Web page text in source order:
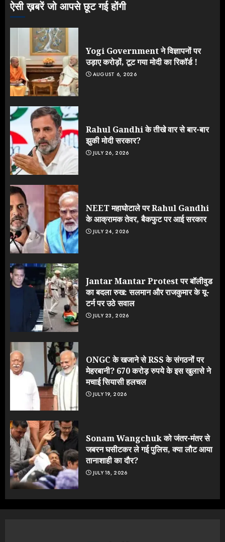
ऐसी ख़बरें जो आपसे छूट गई होंगी
Yogi Government ने विज्ञापनों पर
उड़ाए करोड़ों, टूट गया मोदी का रिकॉर्ड !
AUGUST 6, 2026
Rahul Gandhi के तीखे वार से बार-बार
झुकी मोदी सरकार?
JULY 26, 2026
NEET महाघोटाले पर Rahul Gandhi
के आक्रामक तेवर, बैकफुट पर आई सरकार
JULY 24, 2026
Jantar Mantar Protest पर बॉलीवुड
का बदला रुख: सलमान और राजकुमार के यू-
टर्न पर उठे सवाल
JULY 23, 2026
ONGC के खजाने से RSS के संगठनों पर
मेहरबानी? 670 करोड़ रुपये के इस खुलासे ने
मचाई सियासी हलचल
JULY 19, 2026
Sonam Wangchuk को जंतर-मंतर से
जबरन घसीटकर ले गई पुलिस, क्या लौट आया
तानाशाही का दौर?
JULY 18, 2026